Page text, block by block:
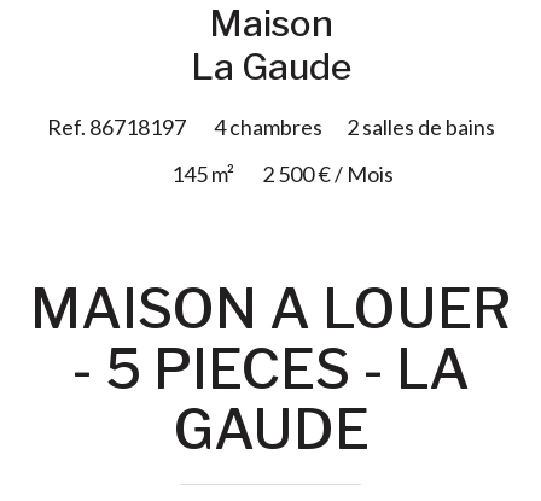
Maison
La Gaude
Ref. 86718197 4 chambres
2 salles de bains
145 m²
2 500 € / Mois
MAISON A LOUER
- 5 PIECES - LA
GAUDE